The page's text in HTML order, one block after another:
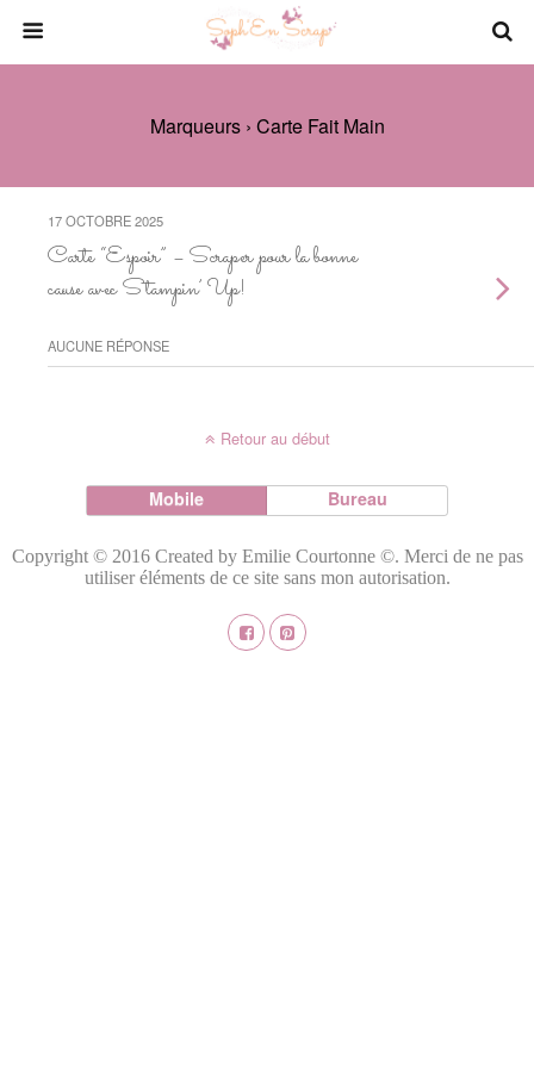
Marqueurs › Carte Fait Main
17 OCTOBRE 2025
Carte “Espoir” – Scraper pour la bonne
cause avec Stampin’ Up!
AUCUNE RÉPONSE
Retour au début
Mobile Bureau
Copyright © 2016 Created by Emilie Courtonne ©. Merci de ne pas
utiliser éléments de ce site sans mon autorisation.